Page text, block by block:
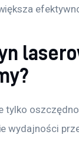
tylko
wydajności